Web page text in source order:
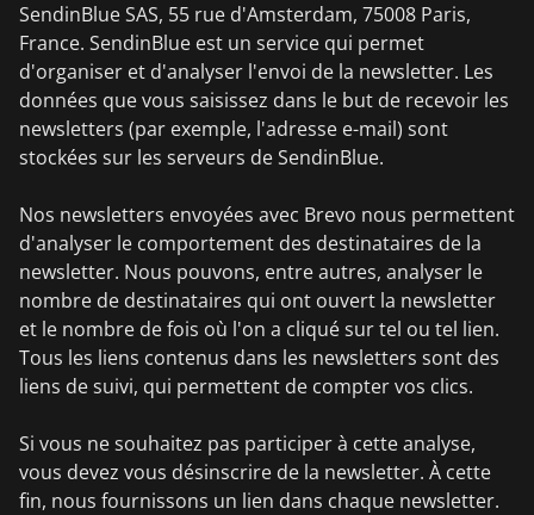
SendinBlue SAS, 55 rue d'Amsterdam, 75008 Paris,
France. SendinBlue est un service qui permet
d'organiser et d'analyser l'envoi de la newsletter. Les
données que vous saisissez dans le but de recevoir les
newsletters (par exemple, l'adresse e-mail) sont
stockées sur les serveurs de SendinBlue.
Nos newsletters envoyées avec Brevo nous permettent
d'analyser le comportement des destinataires de la
newsletter. Nous pouvons, entre autres, analyser le
nombre de destinataires qui ont ouvert la newsletter
et le nombre de fois où l'on a cliqué sur tel ou tel lien.
Tous les liens contenus dans les newsletters sont des
liens de suivi, qui permettent de compter vos clics.
Si vous ne souhaitez pas participer à cette analyse,
vous devez vous désinscrire de la newsletter. À cette
fin, nous fournissons un lien dans chaque newsletter.